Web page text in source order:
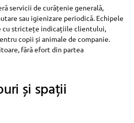
servicii de curățenie generală,
sau igienizare periodică. Echipele
cu strictețe indicațiile clientului,
copii și animale de companie.
fără efort din partea
și spații